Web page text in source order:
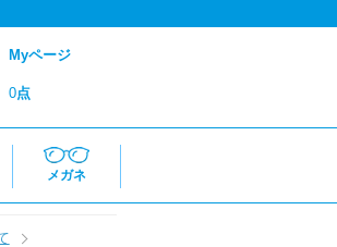
Myページ
0点
メガネ